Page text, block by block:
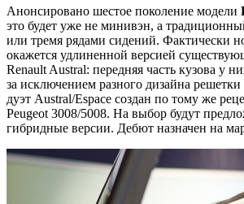
Анонсировано шестое поколение модели
это будет уже не минивэн, а
или тремя рядами сидений. Фактически
окажется удлиненной версией
Renault Austral: передняя часть кузова у
за исключением разного дизайна решетки
дуэт Austral/Espace создан по тому же
Peugeot 3008/5008. На выбор будут
гибридные версии. Дебют назначен на